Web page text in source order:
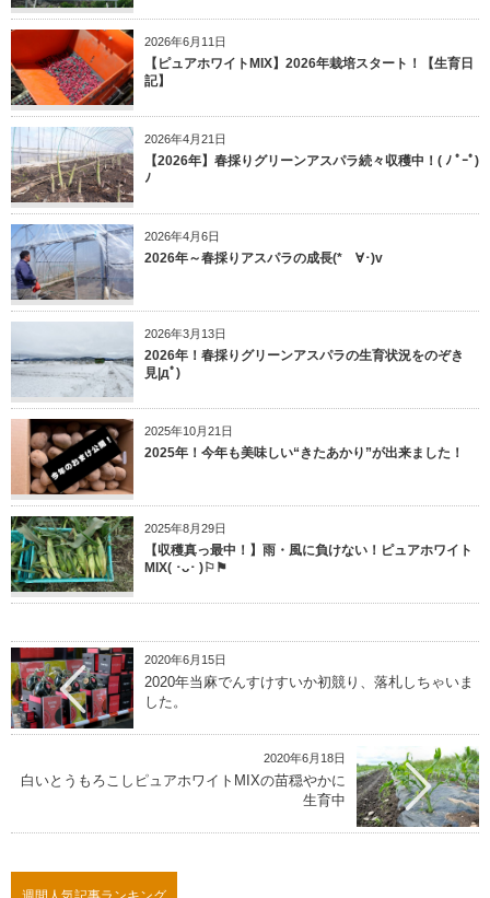
2026年6月11日
【ピュアホワイトMIX】2026年栽培スタート！【生育日
記】
2026年4月21日
【2026年】春採りグリーンアスパラ続々収穫中！( ﾉ ﾟｰﾟ)
ﾉ
2026年4月6日
2026年～春採りアスパラの成長(*ゝ∀･)v
2026年3月13日
2026年！春採りグリーンアスパラの生育状況をのぞき
見|дﾟ)
2025年10月21日
2025年！今年も美味しい“きたあかり”が出来ました！
2025年8月29日
【収穫真っ最中！】雨・風に負けない！ピュアホワイト
MIX( ･ᴗ･ )⚐⚑
2020年6月15日
2020年当麻でんすけすいか初競り、落札しちゃいま
した。
2020年6月18日
白いとうもろこしピュアホワイトMIXの苗穏やかに
生育中